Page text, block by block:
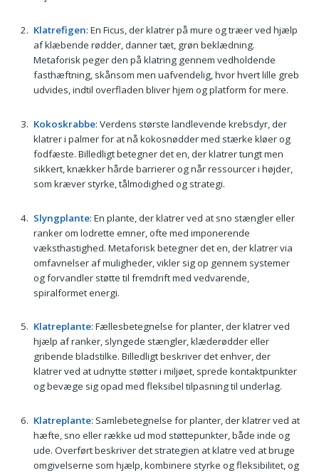
Klatrefigen: En Ficus, der klatrer på mure og træer ved hjælp
af klæbende rødder, danner tæt, grøn beklædning.
Metaforisk peger den på klatring gennem vedholdende
fasthæftning, skånsom men uafvendelig, hvor hvert lille greb
udvides, indtil overfladen bliver hjem og platform for mere.
Kokoskrabbe: Verdens største landlevende krebsdyr, der
klatrer i palmer for at nå kokosnødder med stærke kløer og
fodfæste. Billedligt betegner det en, der klatrer tungt men
sikkert, knækker hårde barrierer og når ressourcer i højder,
som kræver styrke, tålmodighed og strategi.
Slyngplante: En plante, der klatrer ved at sno stængler eller
ranker om lodrette emner, ofte med imponerende
væksthastighed. Metaforisk betegner det en, der klatrer via
omfavnelser af muligheder, vikler sig op gennem systemer
og forvandler støtte til fremdrift med vedvarende,
spiralformet energi.
Klatreplante: Fællesbetegnelse for planter, der klatrer ved
hjælp af ranker, slyngede stængler, klæderødder eller
gribende bladstilke. Billedligt beskriver det enhver, der
klatrer ved at udnytte støtter i miljøet, sprede kontaktpunkter
og bevæge sig opad med fleksibel tilpasning til underlag.
Klatreplante: Samlebetegnelse for planter, der klatrer ved at
hæfte, sno eller række ud mod støttepunkter, både inde og
ude. Overført beskriver det strategien at klatre ved at bruge
omgivelserne som hjælp, kombinere styrke og fleksibilitet, og